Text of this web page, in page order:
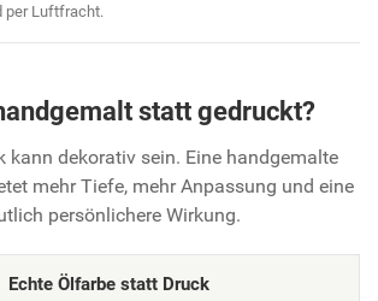
per Luftfracht.
statt gedruckt?
kann dekorativ sein. Eine handgemalte
mehr Tiefe, mehr Anpassung und eine
persönlichere Wirkung.
Echte Ölfarbe statt Druck